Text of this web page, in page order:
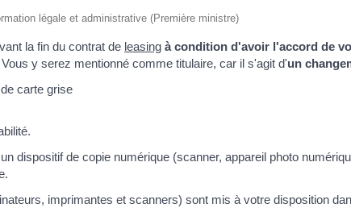
légale et administrative (Première ministre)
la fin du contrat de leasing à condition d'avoir l'accord de
y serez mentionné comme titulaire, car il s'agit d'un
carte grise
dispositif de copie numérique (scanner, appareil photo
imprimantes et scanners) sont mis à votre disposition